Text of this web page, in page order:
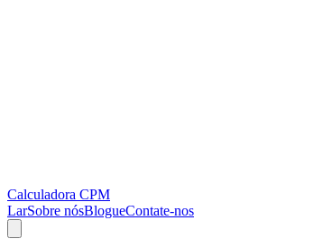
Calculadora CPM
LarSobre nósBlogueContate-nos